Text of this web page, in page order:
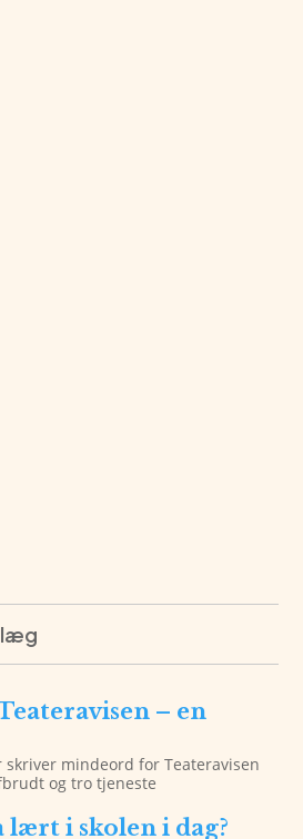
– en
skriver mindeord for Teateravisen
og tro tjeneste
lært i skolen i dag?